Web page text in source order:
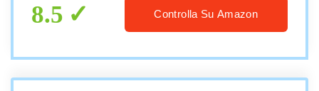
8.5 Controlla Su Amazon